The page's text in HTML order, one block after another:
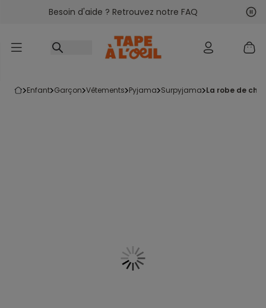
Accéder au contenu
Besoin d'aide ? Retrouvez notre FAQ
enfant garçon vêtements pyjama surpyjama la robe de